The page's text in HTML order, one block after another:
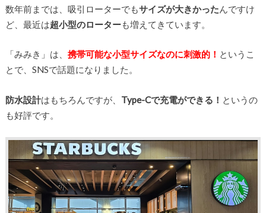
数年前までは、吸引ローターでもサイズが大きかったんですけ
ど、最近は超小型のローターも増えてきています。
「みみき」は、 携帯可能な小型サイズなのに刺激的！ というこ
とで、SNSで話題になりました。
防水設計はもちろんですが、 Type-Cで充電ができる！ というの
も好評です。